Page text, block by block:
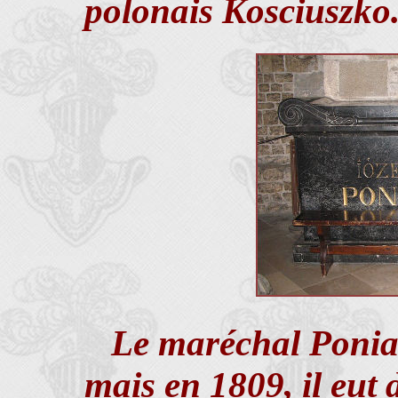
polonais
Le maréchal
mais en 1809, il eut